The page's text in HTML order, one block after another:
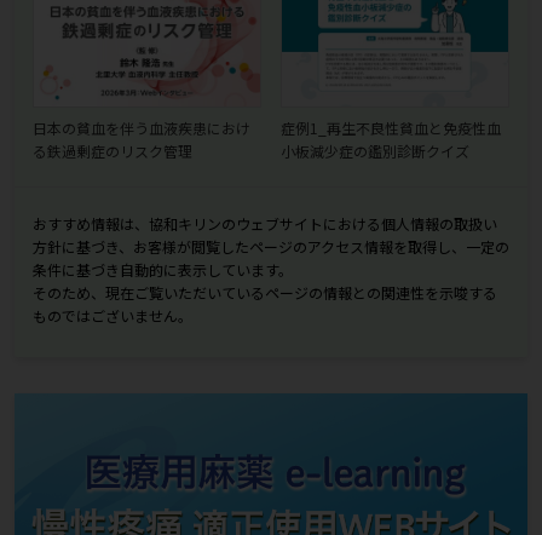
日本の貧血を伴う血液疾患におけ
る鉄過剰症のリスク管理
症例1_再生不良性貧血と免疫性血
小板減少症の鑑別診断クイズ
おすすめ情報は、協和キリンのウェブサイトにおける個人情報の取扱い
方針に基づき、お客様が閲覧したページのアクセス情報を取得し、一定の
条件に基づき自動的に表示しています。
そのため、現在ご覧いただいているページの情報との関連性を示唆する
ものではございません。